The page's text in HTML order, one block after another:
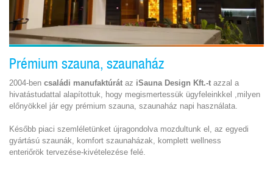
Prémium szauna, szaunaház
2004-ben családi manufaktúrát az iSauna Design Kft.-t azzal a
hivatástudattal alapítottuk, hogy megismertessük ügyfeleinkkel ,milyen
előnyökkel jár egy prémium szauna, szaunaház napi használata.
Később piaci szemléletünket újragondolva mozdultunk el, az egyedi
gyártású szaunák, komfort szaunaházak, komplett wellness
enteriőrök tervezése-kivételezése felé.